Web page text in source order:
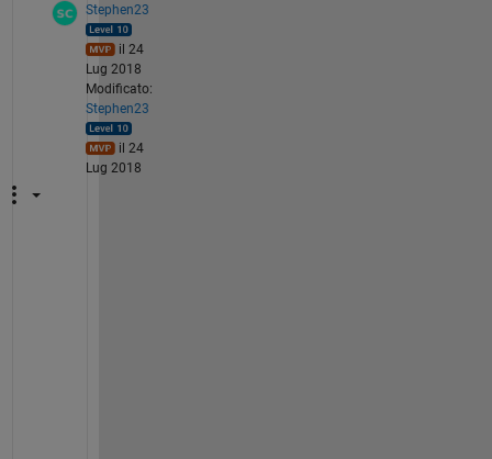
Stephen23
il 24
Lug 2018
Modificato:
Stephen23
il 24
Lug 2018